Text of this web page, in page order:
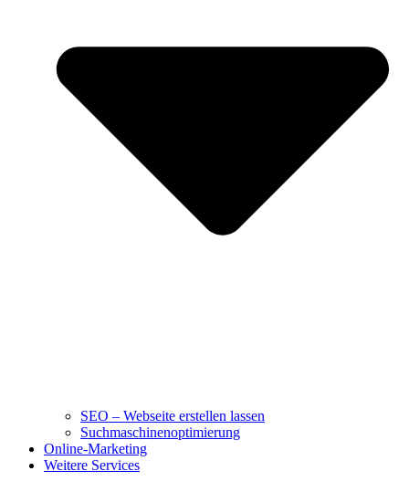
SEO – Webseite erstellen lassen
Suchmaschinenoptimierung
Online-Marketing
Weitere Services